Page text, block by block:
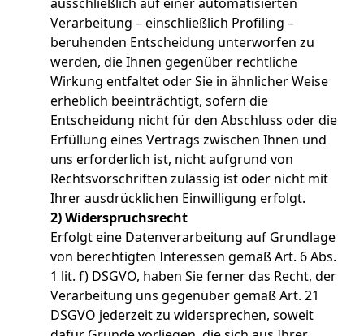
Verarbeitung – einschließlich Profiling –
beruhenden Entscheidung unterworfen zu
werden, die Ihnen gegenüber rechtliche
Wirkung entfaltet oder Sie in ähnlicher Weise
erheblich beeinträchtigt, sofern die
Entscheidung nicht für den Abschluss oder die
Erfüllung eines Vertrags zwischen Ihnen und
uns erforderlich ist, nicht aufgrund von
Rechtsvorschriften zulässig ist oder nicht mit
Ihrer ausdrücklichen Einwilligung erfolgt.
2) Widerspruchsrecht
Erfolgt eine Datenverarbeitung auf Grundlage
von berechtigten Interessen gemäß Art. 6 Abs.
1 lit. f) DSGVO, haben Sie ferner das Recht, der
Verarbeitung uns gegenüber gemäß Art. 21
DSGVO jederzeit zu widersprechen, soweit